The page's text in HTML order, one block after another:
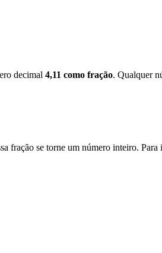
decimal 4,11 como fração. Qualquer
fração se torne um número inteiro.